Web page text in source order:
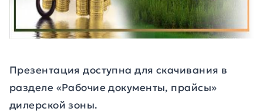
Презентация доступна для скачивания в
разделе «Рабочие документы, прайсы»
дилерской зоны.